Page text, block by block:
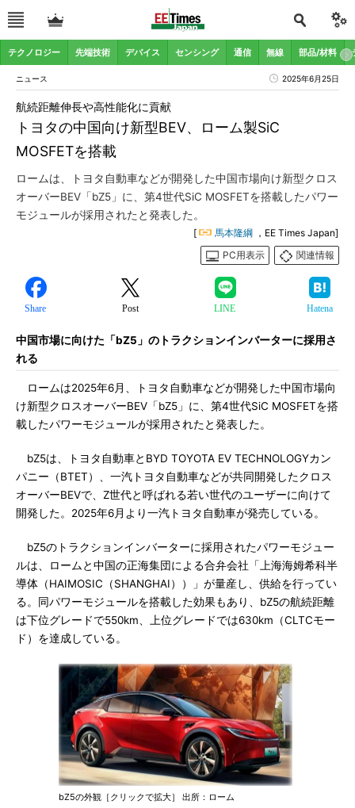
テクノロジー 先端技術 デバイス センシング 通信 無線 部品/材料
ニュース 2025年6月25日
トヨタの中国向け新型BEV、ローム製SiC
MOSFETを搭載
航続距離伸長や高性能化に貢献
ロームは、トヨタ自動車などが開発した中国市場向け新型クロス
オーバーBEV「bZ5」に、第4世代SiC MOSFETを搭載したパワー
モジュールが採用されたと発表した。
[ 馬本隆綱 ，EE Times Japan]
PC用表示
関連情報
Share Post LINE Hatena
中国市場に向けた「bZ5」のトラクションインバーターに採用さ
れる
ロームは2025年6月、トヨタ自動車などが開発した中国市場向
け新型クロスオーバーBEV「bZ5」に、第4世代SiC MOSFETを搭
載したパワーモジュールが採用されたと発表した。
bZ5は、トヨタ自動車とBYD TOYOTA EV TECHNOLOGYカン
パニー（BTET）、一汽トヨタ自動車などが共同開発したクロス
オーバーBEVで、Z世代と呼ばれる若い世代のユーザーに向けて
開発した。2025年6月より一汽トヨタ自動車が発売している。
bZ5のトラクションインバーターに採用されたパワーモジュー
ルは、ロームと中国の正海集団による合弁会社「上海海姆希科半
導体（HAIMOSIC（SHANGHAI））」が量産し、供給を行ってい
る。同パワーモジュールを搭載した効果もあり、bZ5の航続距離
は下位グレードで550km、上位グレードでは630km（CLTCモー
ド）を達成している。
bZ5の外観［クリックで拡大］ 出所：ローム